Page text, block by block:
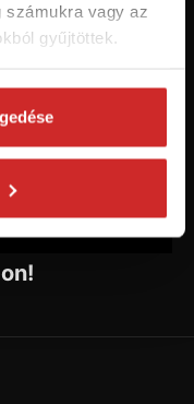
számukra vagy az
gyűjtöttek.